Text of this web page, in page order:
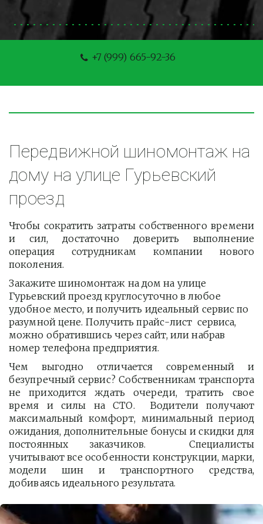
+7 (999) 665-92-36
Передвижной шиномонтаж на
дому на улице Гурьевский
проезд
Чтобы сократить затраты собственного времени
и сил, достаточно доверить выполнение
операция сотрудникам компании нового
поколения.
Закажите шиномонтаж на дом на улице
Гурьевский проезд круглосуточно в любое
удобное место, и получить идеальный сервис по
разумной цене. Получить прайс-лист  сервиса,
можно обратившись через сайт, или набрав
номер телефона предприятия.
Чем выгодно отличается современный и
безупречный сервис? Собственникам транспорта
не приходится ждать очереди, тратить свое
время и силы на СТО. Водители получают
максимальный комфорт, минимальный период
ожидания, дополнительные бонусы и скидки для
постоянных заказчиков. Специалисты
учитывают все особенности конструкции, марки,
модели шин и транспортного средства,
добиваясь идеального результата.